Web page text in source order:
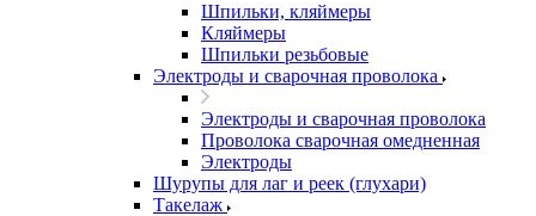
Шпильки, кляймеры
Кляймеры
Шпильки резьбовые
Электроды и сварочная проволока
Электроды и сварочная проволока
Проволока сварочная омедненная
Электроды
Шурупы для лаг и реек (глухари)
Такелаж